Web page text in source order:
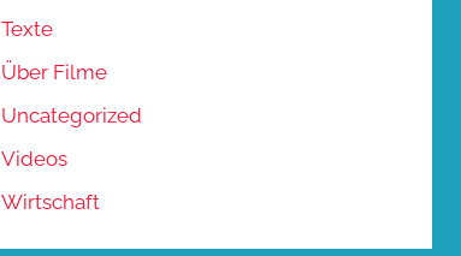
Texte
Über Filme
Uncategorized
Videos
Wirtschaft